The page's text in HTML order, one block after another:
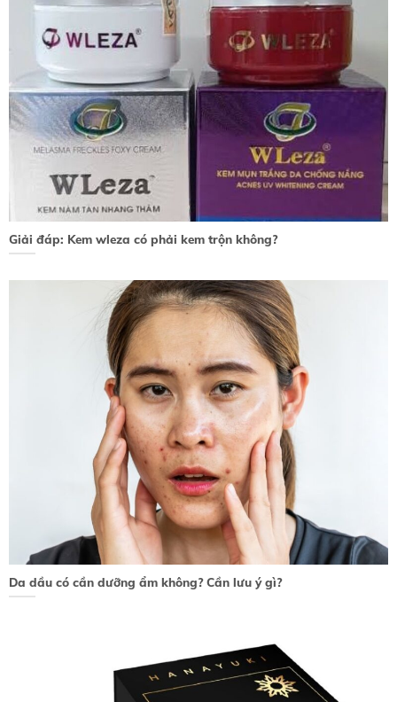
Giải đáp: Kem wleza có phải kem trộn không?
Da dầu có cần dưỡng ẩm không? Cần lưu ý gì?